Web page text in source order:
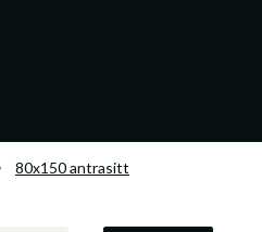
80x150 antrasitt